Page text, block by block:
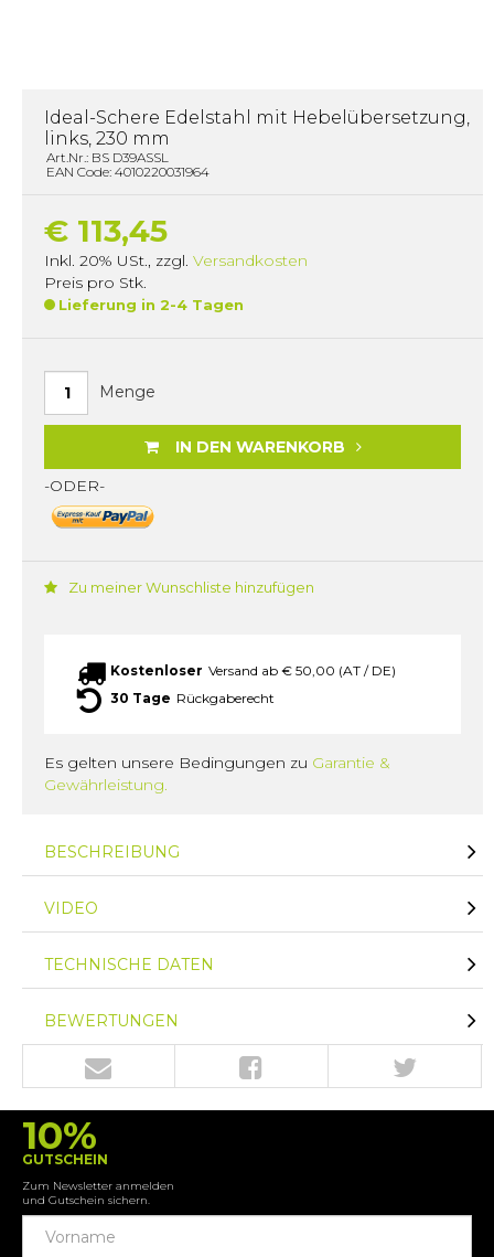
Ideal-Schere Edelstahl mit Hebelübersetzung,
links, 230 mm
Art.Nr.: BS D39ASSL
EAN Code: 4010220031964
€ 113,45
Inkl. 20% USt., zzgl. Versandkosten
Preis pro Stk.
Lieferung in 2-4 Tagen
Menge
IN DEN WARENKORB
-ODER-
Zu meiner Wunschliste hinzufügen
Kostenloser Versand ab € 50,00 (AT / DE)
30 Tage Rückgaberecht
Es gelten unsere Bedingungen zu Garantie &
Gewährleistung.
BESCHREIBUNG
VIDEO
TECHNISCHE DATEN
BEWERTUNGEN
10%
GUTSCHEIN
Zum Newsletter anmelden
und Gutschein sichern.